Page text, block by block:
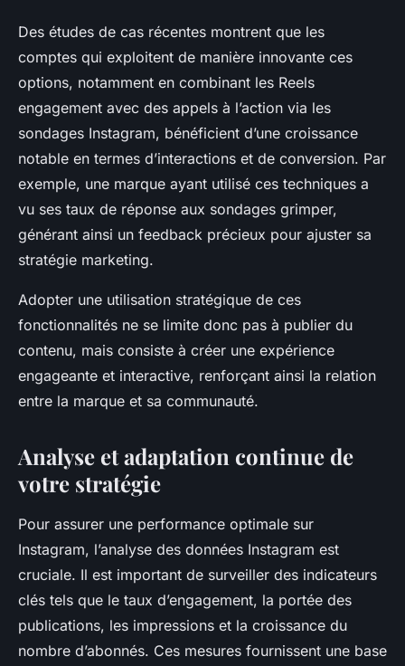
Des études de cas récentes montrent que les
comptes qui exploitent de manière innovante ces
options, notamment en combinant les Reels
engagement avec des appels à l’action via les
sondages Instagram, bénéficient d’une croissance
notable en termes d’interactions et de conversion. Par
exemple, une marque ayant utilisé ces techniques a
vu ses taux de réponse aux sondages grimper,
générant ainsi un feedback précieux pour ajuster sa
stratégie marketing.
Adopter une utilisation stratégique de ces
fonctionnalités ne se limite donc pas à publier du
contenu, mais consiste à créer une expérience
engageante et interactive, renforçant ainsi la relation
entre la marque et sa communauté.
Analyse et adaptation continue de
votre stratégie
Pour assurer une performance optimale sur
Instagram, l’analyse des données Instagram est
cruciale. Il est important de surveiller des indicateurs
clés tels que le taux d’engagement, la portée des
publications, les impressions et la croissance du
nombre d’abonnés. Ces mesures fournissent une base